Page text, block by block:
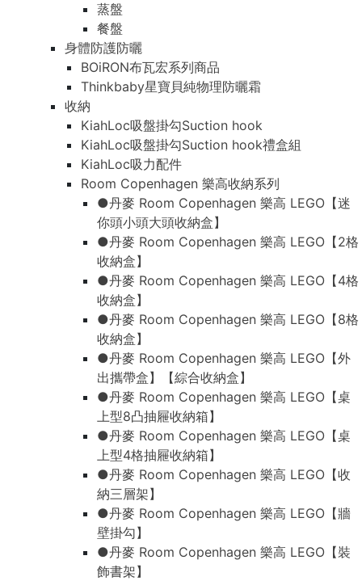
蒸盤
餐盤
身體防護防曬
BOiRON布瓦宏系列商品
Thinkbaby星寶貝純物理防曬霜
收納
KiahLoc吸盤掛勾Suction hook
KiahLoc吸盤掛勾Suction hook禮盒組
KiahLoc吸力配件
Room Copenhagen 樂高收納系列
●丹麥 Room Copenhagen 樂高 LEGO【迷
你頭小頭大頭收納盒】
●丹麥 Room Copenhagen 樂高 LEGO【2格
收納盒】
●丹麥 Room Copenhagen 樂高 LEGO【4格
收納盒】
●丹麥 Room Copenhagen 樂高 LEGO【8格
收納盒】
●丹麥 Room Copenhagen 樂高 LEGO【外
出攜帶盒】【綜合收納盒】
●丹麥 Room Copenhagen 樂高 LEGO【桌
上型8凸抽屜收納箱】
●丹麥 Room Copenhagen 樂高 LEGO【桌
上型4格抽屜收納箱】
●丹麥 Room Copenhagen 樂高 LEGO【收
納三層架】
●丹麥 Room Copenhagen 樂高 LEGO【牆
壁掛勾】
●丹麥 Room Copenhagen 樂高 LEGO【裝
飾書架】